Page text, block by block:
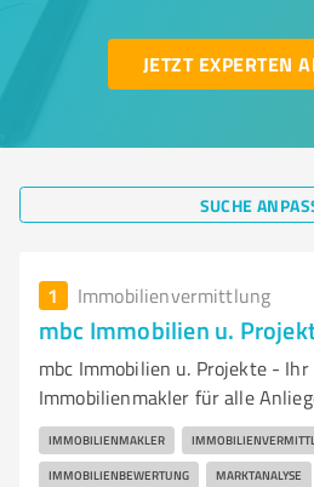
JETZT EXPERTEN
SUCHE
1 Immobilienvermittlung
mbc Immobilien u.
mbc Immobilien u. Projekte -
Immobilienmakler für alle
IMMOBILIENMAKLER
IMMOBILIENBEWERTUNG MARKTANALYSE